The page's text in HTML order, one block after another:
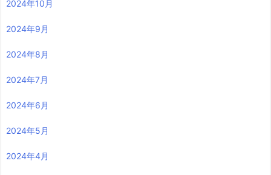
2024年10月
2024年9月
2024年8月
2024年7月
2024年6月
2024年5月
2024年4月